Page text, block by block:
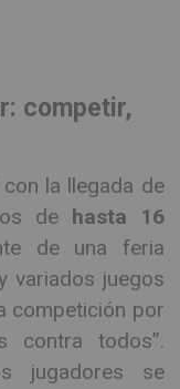
competir,
la llegada de
de hasta 16
de una feria
variados juegos
competición por
contra todos”.
jugadores se